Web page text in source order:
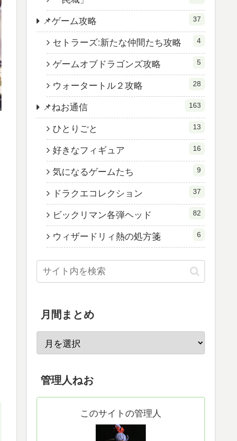
📌ゲーム攻略 37
セトラーズ:新たな仲間たち攻略 4
ゲームオブドラゴンズ攻略 5
ウォータートル２攻略 28
📌ねお通信 163
ひとりごと 13
好きなフィギュア 16
気になるゲームたち 9
ドラクエコレクション 37
ビックリマン各弾ヘッド 82
ウィザードリィ熱の処方箋 6
月間まとめ
管理人ねお
このサイトの管理人